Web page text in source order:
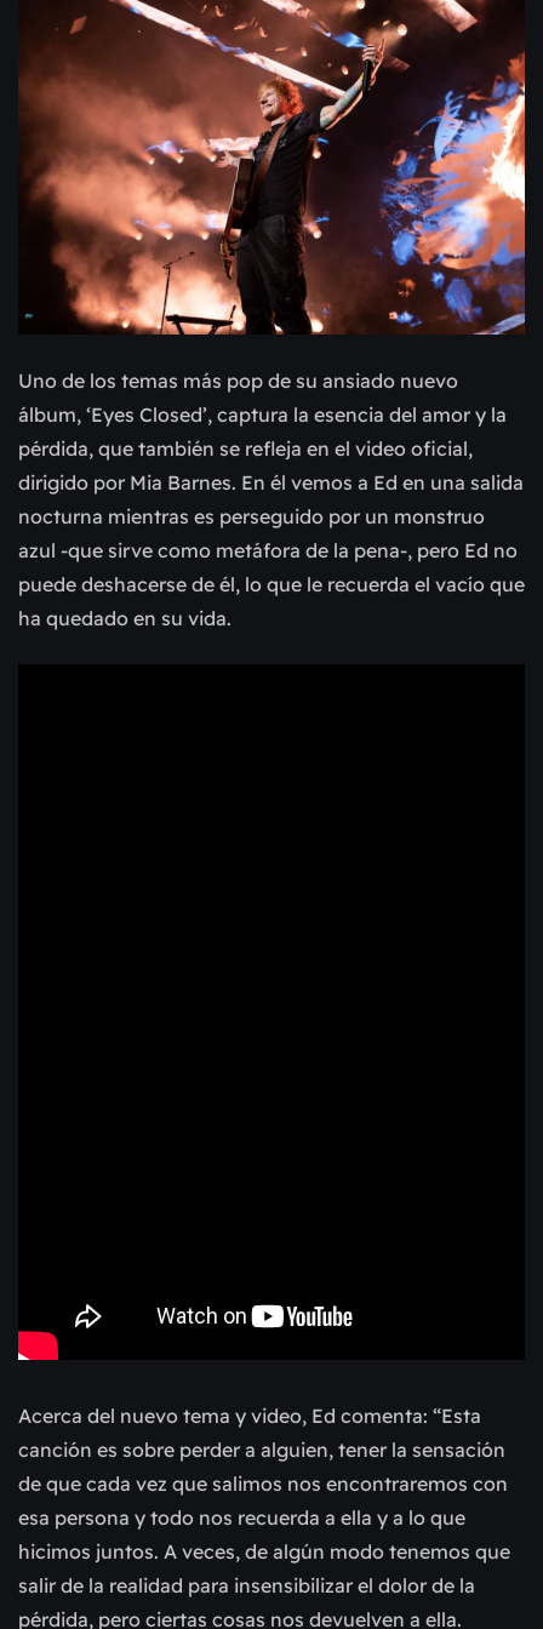
Uno de los temas más pop de su ansiado nuevo
álbum, ‘Eyes Closed’, captura la esencia del amor y la
pérdida, que también se refleja en el video oficial,
dirigido por Mia Barnes. En él vemos a Ed en una salida
nocturna mientras es perseguido por un monstruo
azul -que sirve como metáfora de la pena-, pero Ed no
puede deshacerse de él, lo que le recuerda el vacío que
ha quedado en su vida.
Acerca del nuevo tema y video, Ed comenta: “Esta
canción es sobre perder a alguien, tener la sensación
de que cada vez que salimos nos encontraremos con
esa persona y todo nos recuerda a ella y a lo que
hicimos juntos. A veces, de algún modo tenemos que
salir de la realidad para insensibilizar el dolor de la
pérdida, pero ciertas cosas nos devuelven a ella.